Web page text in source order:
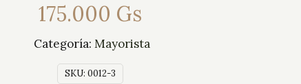
175.000 Gs
SKU: 0012-3
Categoría: Mayorista